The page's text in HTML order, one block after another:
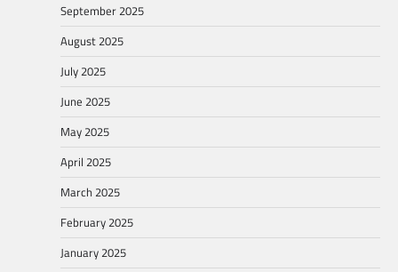
September 2025
August 2025
July 2025
June 2025
May 2025
April 2025
March 2025
February 2025
January 2025